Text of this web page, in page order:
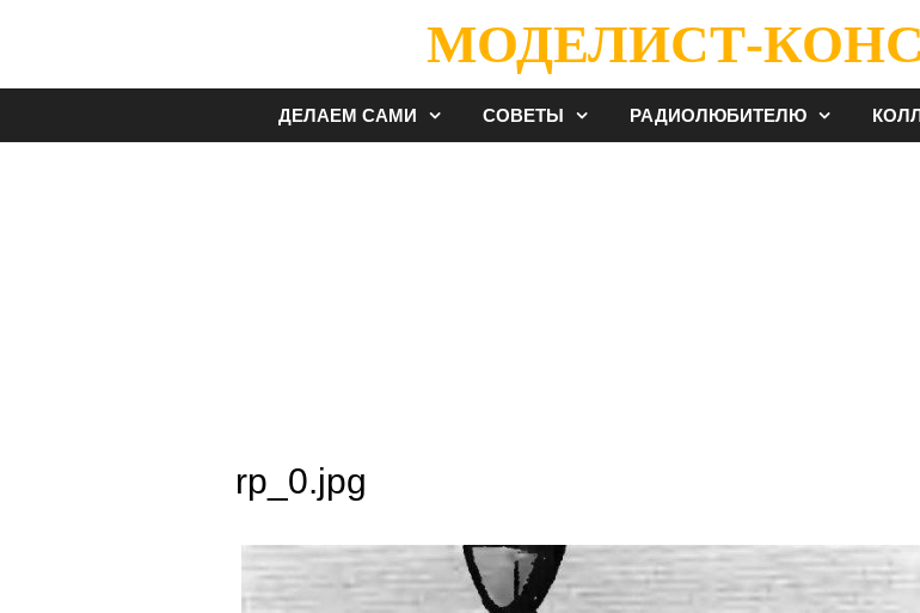
МОДЕЛИСТ-
ДЕЛАЕМ САМИ СОВЕТЫ РАДИОЛЮБИТЕЛЮ
rp_0.jpg